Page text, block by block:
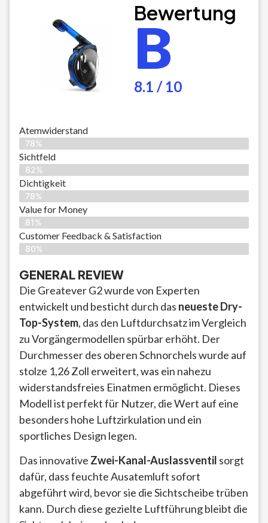
Bewertung
B
8.1 / 10
Atemwiderstand
78%
Sichtfeld
82%
Dichtigkeit
78%
Value for Money
81%
Customer Feedback & Satisfaction​
80%
GENERAL REVIEW
Die Greatever G2 wurde von Experten
entwickelt und besticht durch das neueste Dry-
Top-System, das den Luftdurchsatz im Vergleich
zu Vorgängermodellen spürbar erhöht. Der
Durchmesser des oberen Schnorchels wurde auf
stolze 1,26 Zoll erweitert, was ein nahezu
widerstandsfreies Einatmen ermöglicht. Dieses
Modell ist perfekt für Nutzer, die Wert auf eine
besonders hohe Luftzirkulation und ein
sportliches Design legen.
Das innovative Zwei-Kanal-Auslassventil sorgt
dafür, dass feuchte Ausatemluft sofort
abgeführt wird, bevor sie die Sichtscheibe trüben
kann. Durch diese gezielte Luftführung bleibt die